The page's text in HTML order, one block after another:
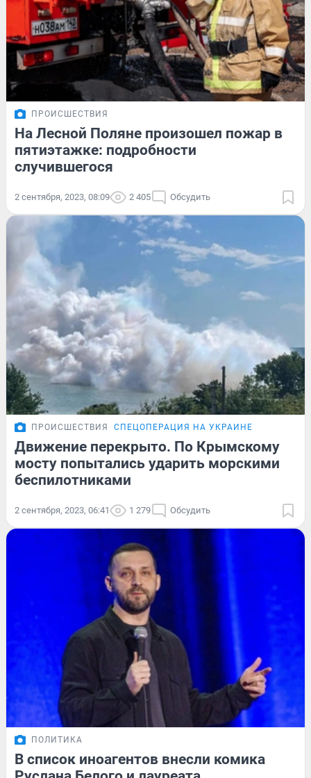
ПРОИСШЕСТВИЯ
На Лесной Поляне произошел пожар в
пятиэтажке: подробности
случившегося
2 сентября, 2023, 08:09 2 405 Обсудить
ПРОИСШЕСТВИЯ СПЕЦОПЕРАЦИЯ НА УКРАИНЕ
Движение перекрыто. По Крымскому
мосту попытались ударить морскими
беспилотниками
2 сентября, 2023, 06:41 1 279 Обсудить
ПОЛИТИКА
В список иноагентов внесли комика